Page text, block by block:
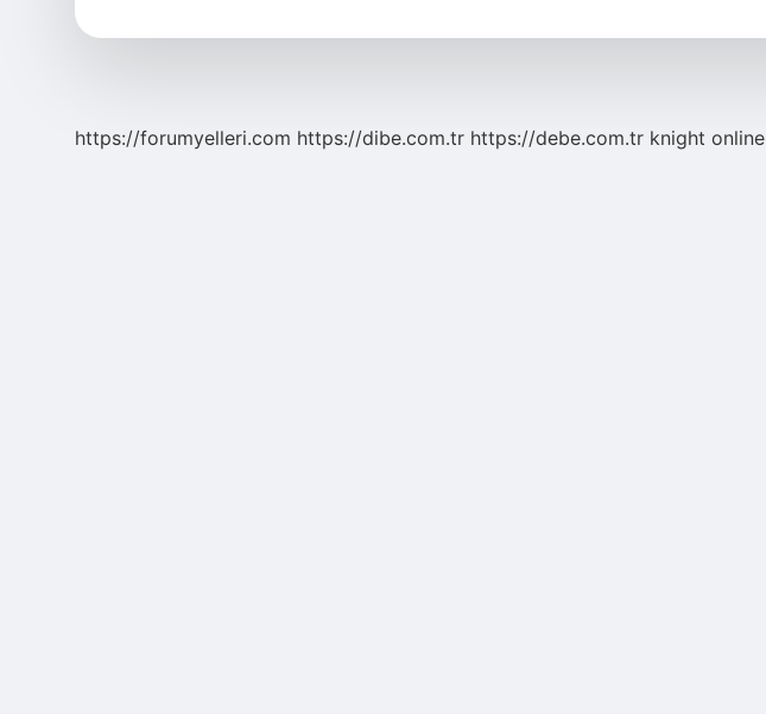
https://forumyelleri.com https://dibe.com.tr https://debe.com.tr knight online